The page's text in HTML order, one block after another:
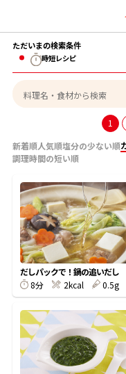
商品情報
ヤマキ『めんつゆ』
レシピ
おいしいレシピを探す
おいしいレシピトッ
主食レシピ
主菜レシピ
汁物レシピ
時短レシピ
かつお節・だしを楽し
かつお節・だしを知る
だしの取り方
かつお節の削り方
かつお節・だしをも
ヤマキ かつお節プラ
CM・キャンペーン
キャンペーン一覧
企業・採用情報
企業情報
- 百年対話
- ヤマキ かつお節プラス®
お問い合わせ
ヤマキお客様相談室
オンラインショッ
コミュニティサイ
ただいまの検索条件
時短レシピ
1
新着順人気順塩分の少ない順
調理時間の短い順
だしパックで！鍋の追いだし
8分
2kcal 0.5g